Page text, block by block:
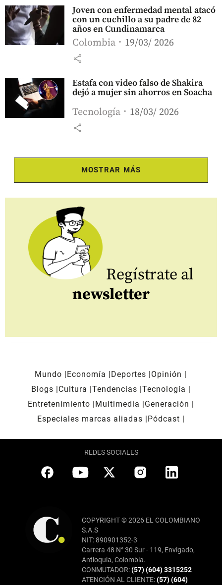
Joven con enfermedad mental atacó
con un cuchillo a su padre de 82
años en Cundinamarca
Colombia 19/03/ 2026
share
Estafa con video falso de Shakira
dejó a mujer sin ahorros en Soacha
Tecnología 18/03/ 2026
share
MOSTRAR MÁS
Regístrate al
newsletter
Mundo Economía Deportes
Opinión
Blogs
Cultura Tendencias Tecnología
Entretenimiento
Multimedia
Generación
Especiales marcas aliadas
Pódcast
REDES SOCIALES
COPYRIGHT © 2026 EL COLOMBIANO
S.A.S
NIT: 890901352-3
Carrera 48 N° 30 Sur - 119, Envigado,
Antioquia, Colombia.
CONMUTADOR:(57) (604) 3315252
ATENCIÓN AL CLIENTE:(57) (604)